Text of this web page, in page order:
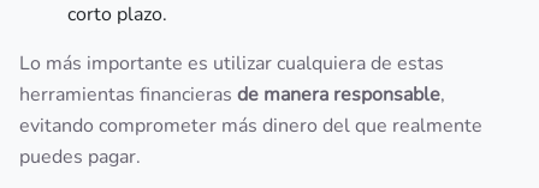
corto plazo.
Lo más importante es utilizar cualquiera de estas
herramientas financieras de manera responsable,
evitando comprometer más dinero del que realmente
puedes pagar.